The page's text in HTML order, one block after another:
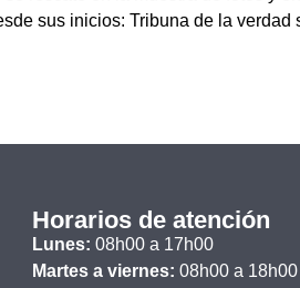
sus inicios: Tribuna de la verdad
Horarios de atención
Lunes: 08h00 a 17h00
Martes a viernes: 08h00 a 18h00